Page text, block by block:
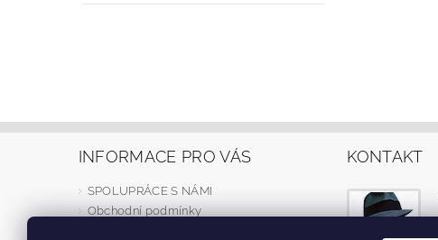
INFORMACE PRO VÁS
SPOLUPRÁCE S NÁMI
Obchodní podmínky
KONTAKT